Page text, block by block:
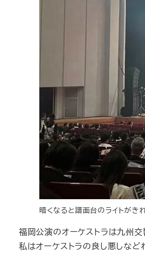
暗くなると譜面台のライトがき
福岡公演のオーケストラは九州交
私はオーケストラの良し悪しなど